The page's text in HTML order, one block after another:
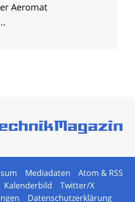
Aeromat
Mediadaten
Atom & RSS
Kalenderbild
Twitter/X
Datenschutzerklärung